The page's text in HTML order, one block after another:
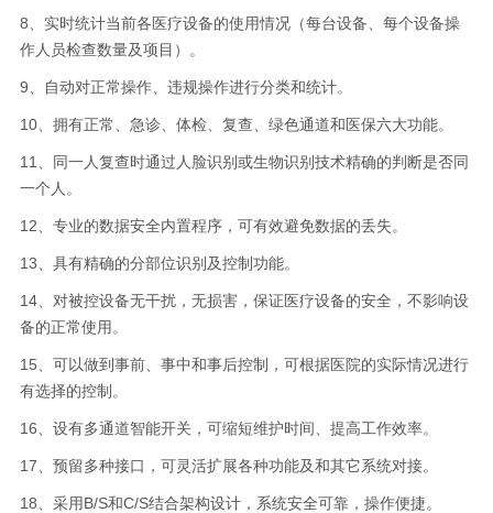
8、实时统计当前各医疗设备的使用情况（每台设备、每个设备操
作人员检查数量及项目）。
9、自动对正常操作、违规操作进行分类和统计。
10、拥有正常、急诊、体检、复查、绿色通道和医保六大功能。
11、同一人复查时通过人脸识别或生物识别技术精确的判断是否同
一个人。
12、专业的数据安全内置程序，可有效避免数据的丢失。
13、具有精确的分部位识别及控制功能。
14、对被控设备无干扰，无损害，保证医疗设备的安全，不影响设
备的正常使用。
15、可以做到事前、事中和事后控制，可根据医院的实际情况进行
有选择的控制。
16、设有多通道智能开关，可缩短维护时间、提高工作效率。
17、预留多种接口，可灵活扩展各种功能及和其它系统对接。
18、 采用B/S和C/S结合架构设计，系统安全可靠，操作便捷。